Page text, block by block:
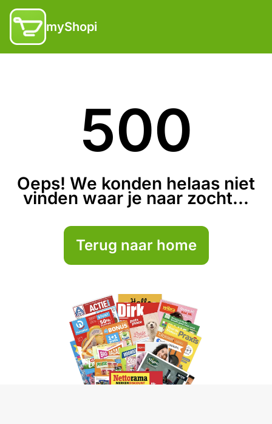
myShopi
500
Oeps! We konden helaas niet
vinden waar je naar zocht...
Terug naar home